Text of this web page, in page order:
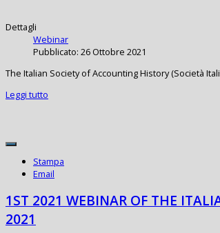
Dettagli
Webinar
Pubblicato: 26 Ottobre 2021
The Italian Society of Accounting History (Società
Leggi tutto
Stampa
Email
1ST 2021 WEBINAR OF THE
2021